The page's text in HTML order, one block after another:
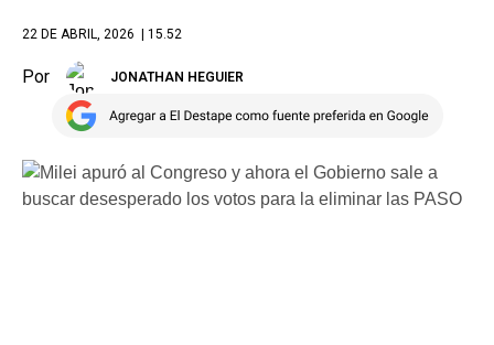
22 DE ABRIL, 2026 | 15.52
Por JONATHAN HEGUIER